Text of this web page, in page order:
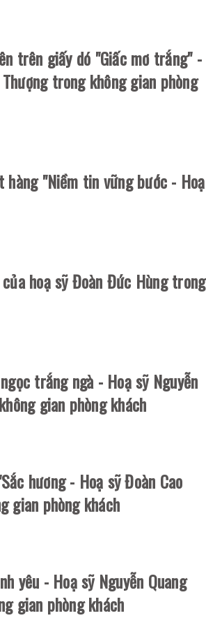
trên giấy dó "Giấc mơ trắng" -
trong không gian phòng
hàng "Niềm tin vững bước - Hoạ
hoạ sỹ Đoàn Đức Hùng trong
trắng ngà - Hoạ sỹ Nguyễn
gian phòng khách
hương - Hoạ sỹ Đoàn Cao
gian phòng khách
yêu - Hoạ sỹ Nguyễn Quang
gian phòng khách